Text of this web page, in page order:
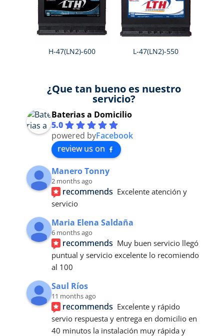
H-47(LN2)-600 L-47(LN2)-550
¿Que tan bueno es nuestro
servicio?
Baterias a Domicilio
5.0
powered byFacebook
review us on
Manero Tonny
2 months ago
recommends Excelente atención y
servicio
Maria Elena Saldaña
6 months ago
recommends Muy buen servicio llegó
puntual y servicio excelente lo recomiendo
al 100
Saul Ríos
11 months ago
recommends Excelente y rápido
servio respuesta y entrega en domicilio en
40 minutos la instalación muy rápida y